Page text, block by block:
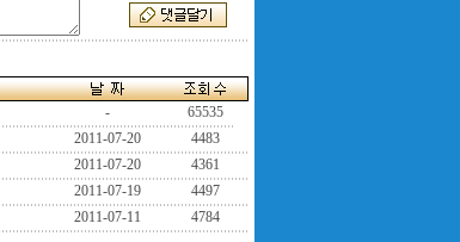
-
65535
2011-07-20
4483
2011-07-20
4361
2011-07-19
4497
2011-07-11
4784